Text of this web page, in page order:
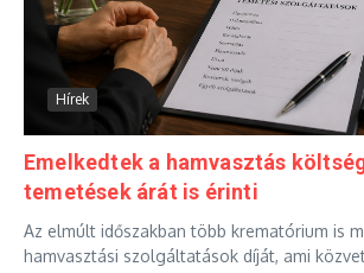
Hírek
Emelkedtek a hamvasztás
temetések árát is érinti
Az elmúlt időszakban több krematórium is
hamvasztási szolgáltatások díját, ami